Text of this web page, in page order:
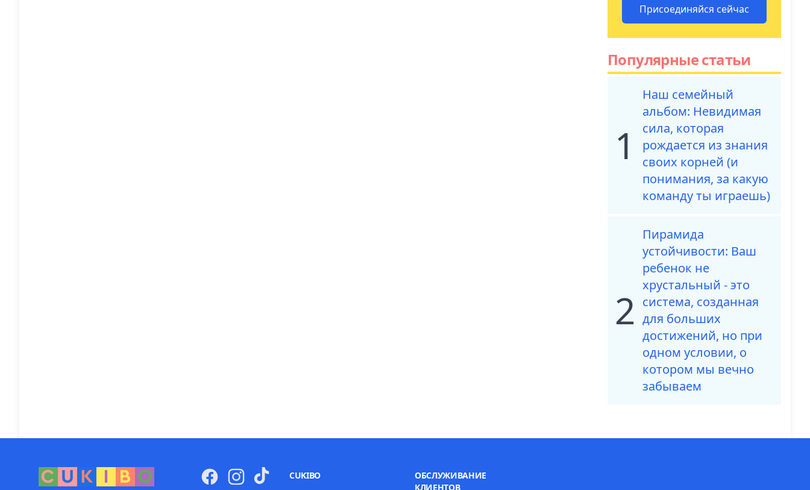
Присоединяйся сейчас
Популярные статьи
1
Наш семейный
альбом: Невидимая
сила, которая
рождается из знания
своих корней (и
понимания, за какую
команду ты играешь)
2
Пирамида
устойчивости: Ваш
ребенок не
хрустальный - это
система, созданная
для больших
достижений, но при
одном условии, о
котором мы вечно
забываем
CUKIBO
ОБСЛУЖИВАНИЕ
КЛИЕНТОВ